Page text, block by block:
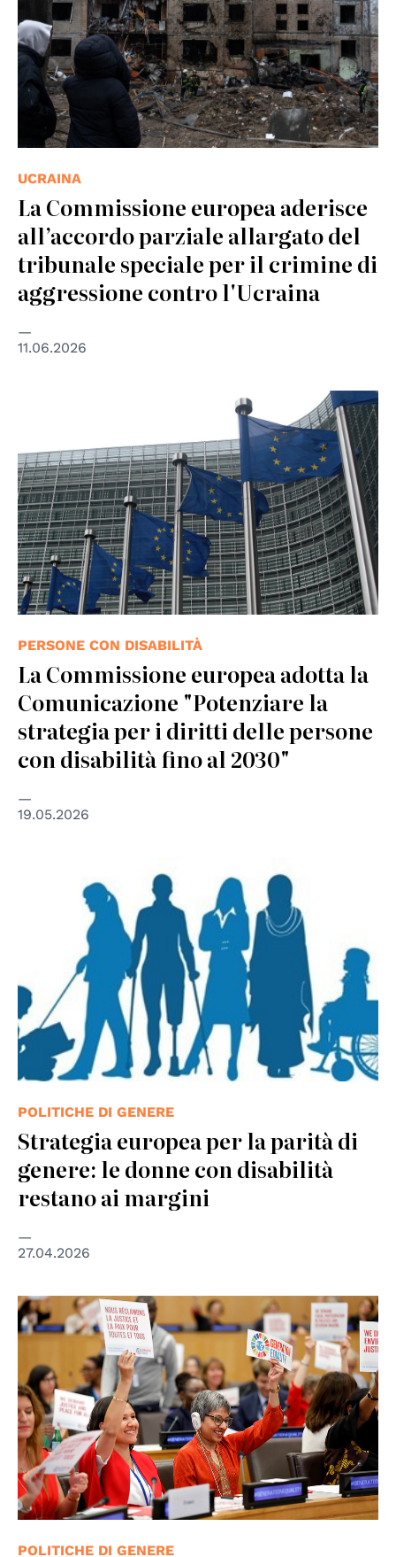
UCRAINA
La Commissione europea aderisce
all’accordo parziale allargato del
tribunale speciale per il crimine di
aggressione contro l'Ucraina
11.06.2026
PERSONE CON DISABILITÀ
La Commissione europea adotta la
Comunicazione "Potenziare la
strategia per i diritti delle persone
con disabilità fino al 2030"
19.05.2026
POLITICHE DI GENERE
Strategia europea per la parità di
genere: le donne con disabilità
restano ai margini
27.04.2026
© UN Women
POLITICHE DI GENERE